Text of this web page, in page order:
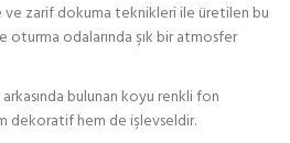
ve zarif dokuma teknikleri ile üretilen bu
odalarında şık bir atmosfer
arkasında bulunan koyu renkli fon
dekoratif hem de işlevseldir.